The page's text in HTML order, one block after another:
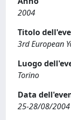
2004
Titolo
3rd European
Luogo
Torino
Data
25-28/08/2004